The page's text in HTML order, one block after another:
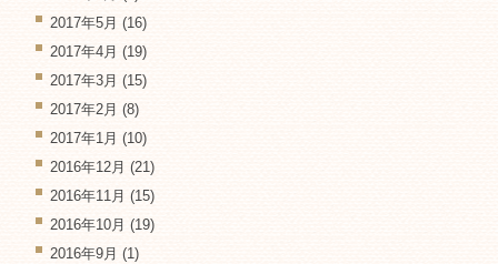
2017年5月 (16)
2017年4月 (19)
2017年3月 (15)
2017年2月 (8)
2017年1月 (10)
2016年12月 (21)
2016年11月 (15)
2016年10月 (19)
2016年9月 (1)